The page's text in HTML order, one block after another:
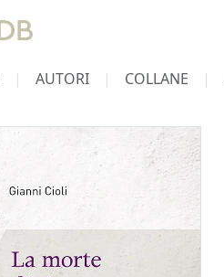
AUTORI COLLANE